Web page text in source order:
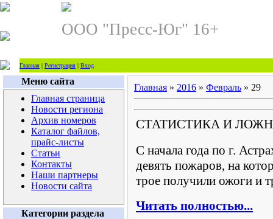
ООО "Пресс-Юг" 16+
Главная | Регистрация | Вход
Меню сайта
Главная страница
Новости региона
Архив номеров
Каталог файлов,
прайс-листы
Статьи
Контакты
Наши партнеры
Новости сайта
Категории раздела
Главная » 2016 » Февраль » 29
СТАТИСТИКА И
С начала года по г.
девять пожаров, на
трое получили ожоги и
Читать полностью...